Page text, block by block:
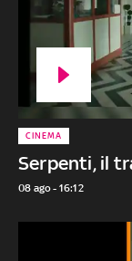
Serpenti, il
CINEMA
08 ago - 16:12